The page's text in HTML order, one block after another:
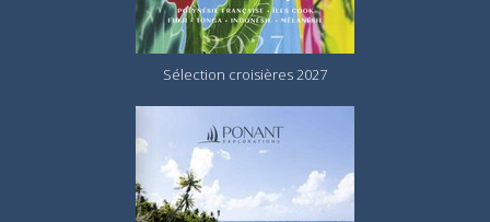
Sélection croisières 2027